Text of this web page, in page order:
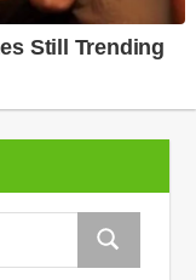
Zoeken